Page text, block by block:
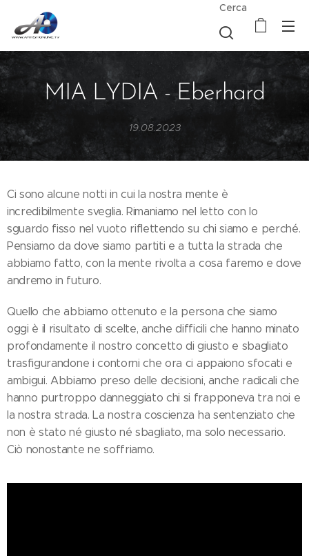
Cerca
MIA LYDIA - Eberhard
19.08.2023
Ci sono alcune notti in cui la nostra mente è
incredibilmente sveglia. Rimaniamo nel letto con lo
sguardo fisso nel vuoto riflettendo su chi siamo e perché.
Pensiamo da dove siamo partiti e a tutta la strada che
abbiamo fatto, con la mente rivolta a cosa faremo e dove
andremo in futuro.
Quello che abbiamo ottenuto e la persona che siamo
oggi è il risultato di scelte, anche difficili che hanno minato
profondamente il nostro concetto di giusto e sbagliato
trasfigurandone i contorni che ora ci appaiono sfocati e
ambigui. Abbiamo preso delle decisioni, anche radicali che
hanno purtroppo danneggiato chi si frapponeva tra noi e
la nostra strada. La nostra coscienza ha sentenziato che
non è stato né giusto né sbagliato, ma solo necessario.
Ciò nonostante ne soffriamo.